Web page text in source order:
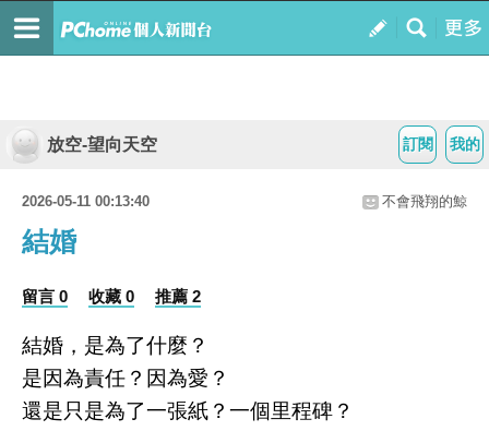
我的
訂閱
放空-望向天空
2026-05-11 00:13:40 不會飛翔的鯨
結婚
留言 0 收藏 0 推薦 2
結婚，是為了什麼？
是因為責任？因為愛？
還是只是為了一張紙？一個里程碑？